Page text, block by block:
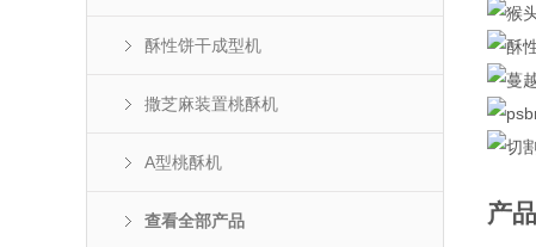
酥性饼干成型机
撒芝麻装置桃酥机
A型桃酥机
查看全部产品 产